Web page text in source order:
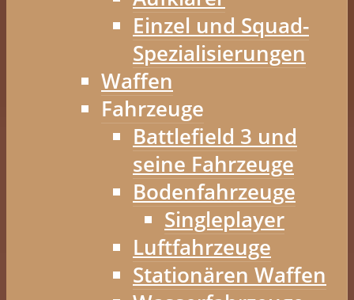
Einzel und Squad-
Spezialisierungen
Waffen
Fahrzeuge
Battlefield 3 und
seine Fahrzeuge
Bodenfahrzeuge
Singleplayer
Luftfahrzeuge
Stationären Waffen